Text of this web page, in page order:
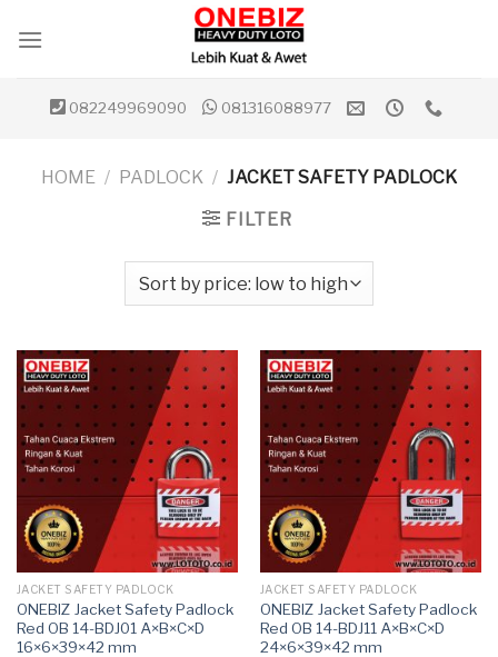
082249969090 081316088977
HOME / PADLOCK / JACKET SAFETY PADLOCK
FILTER
JACKET SAFETY PADLOCK
ONEBIZ Jacket Safety Padlock
Red OB 14-BDJ01 A×B×C×D
16×6×39×42 mm
JACKET SAFETY PADLOCK
ONEBIZ Jacket Safety Padlock
Red OB 14-BDJ11 A×B×C×D
24×6×39×42 mm